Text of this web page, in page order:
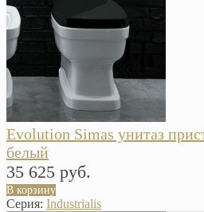
Evolution Simas унитаз
белый
35 625 руб.
В корзину
Серия: Industrialis